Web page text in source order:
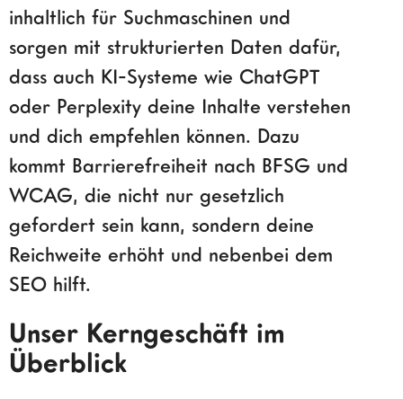
inhaltlich für Suchmaschinen und
sorgen mit strukturierten Daten dafür,
dass auch KI-Systeme wie ChatGPT
oder Perplexity deine Inhalte verstehen
und dich empfehlen können. Dazu
kommt Barrierefreiheit nach BFSG und
WCAG, die nicht nur gesetzlich
gefordert sein kann, sondern deine
Reichweite erhöht und nebenbei dem
SEO hilft.
Unser Kerngeschäft im
Überblick